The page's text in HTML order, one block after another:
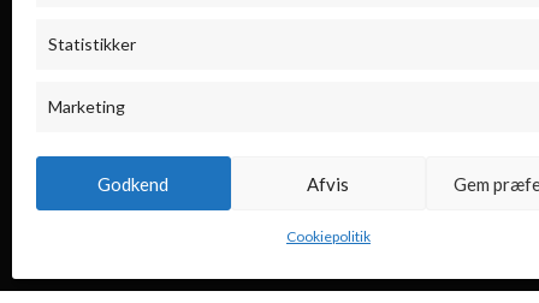
Statistikker
Marketing
Godkend Afvis Gem
Cookiepolitik
Kongens Lyngby
Telefon: 26210365 (Berit)
CVR-nr.: 4071 7684